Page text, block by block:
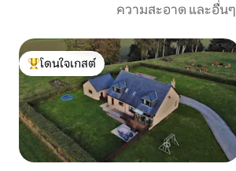
ความสะอาด และอื่นๆ
โดนใจเกสต์ที่สุด
โดนใจเกสต์